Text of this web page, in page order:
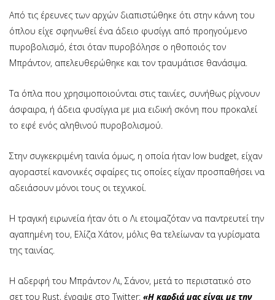
Από τις έρευνες των αρχών διαπιστώθηκε ότι στην κάννη του
όπλου είχε σφηνωθεί ένα άδειο φυσίγγι από προηγούμενο
πυροβολισμό, έτσι όταν πυροβόλησε ο ηθοποιός τον
Μπράντον, απελευθερώθηκε και τον τραυμάτισε θανάσιμα.
Τα όπλα που χρησιμοποιούνται στις ταινίες, συνήθως ρίχνουν
άσφαιρα, ή άδεια φυσίγγια με μια ειδική σκόνη που προκαλεί
το εφέ ενός αληθινού πυροβολισμού.
Στην συγκεκριμένη ταινία όμως, η οποία ήταν low budget, είχαν
αγοραστεί κανονικές σφαίρες τις οποίες είχαν προσπαθήσει να
αδειάσουν μόνοι τους οι τεχνικοί.
Η τραγική ειρωνεία ήταν ότι ο Λι ετοιμαζόταν να παντρευτεί την
αγαπημένη του, Ελίζα Χάτον, μόλις θα τελείωναν τα γυρίσματα
της ταινίας.
Η αδερφή του Μπράντον Λι, Σάνον, μετά το περιστατικό στο
σετ του Rust, έγραψε στο Twitter: «Η καρδιά μας είναι με την